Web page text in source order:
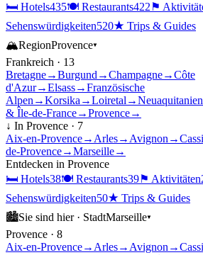
🛏 Hotels435🍽 Restaurants422⚑
Sehenswürdigkeiten520★ Trips & Guides
🏔RegionProvence▾
Frankreich · 13
Bretagne→Burgund →Champagne→Côte
d'Azur→Elsass→Französische
Alpen →Korsika →Loiretal →Neuaquitanien
& Île-de-France→Provence→
↓ In Provence · 7
Aix-en-Provence→ Arles→ Avignon →
de-Provence→Marseille→
Entdecken in Provence
🛏 Hotels38🍽 Restaurants39⚑ Aktivitäten
Sehenswürdigkeiten50★ Trips & Guides
🏙Sie sind hier · StadtMarseille▾
Provence · 8
Aix-en-Provence→ Arles→ Avignon →